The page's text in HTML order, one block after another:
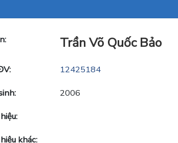
Trần Võ Quốc Bảo
12425184
2006
khác: